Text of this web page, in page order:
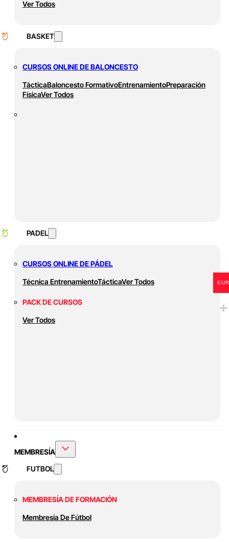
Ver Todos
BASKET
CURSOS ONLINE DE BALONCESTO
TácticaBaloncesto FormativoEntrenamientoPreparación
FísicaVer Todos
PADEL
CURSOS ONLINE DE PÁDEL
Técnica EntrenamientoTácticaVer Todos
PACK DE CURSOS
Ver Todos
MEMBRESÍA
FUTBOL
MEMBRESÍA DE FORMACIÓN
Membresía De Fútbol
EUR